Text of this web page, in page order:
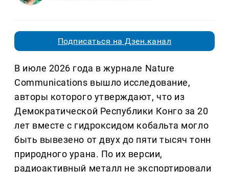
Подписаться на Дзен.канал
В июле 2026 года в журнале Nature
Communications вышло исследование,
авторы которого утверждают, что из
Демократической Республики Конго за 20
лет вместе с гидроксидом кобальта могло
быть вывезено от двух до пяти тысяч тонн
природного урана. По их версии,
радиоактивный металл не экспортировали